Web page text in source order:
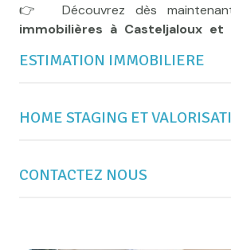
👉 Découvrez dès
immobilières à Casteljaloux et
ESTIMATION IMMOBILIERE
critères concrets et la réalité du
HOME STAGING ET
CONTACTEZ NOUS
Une question, un projet, une envie